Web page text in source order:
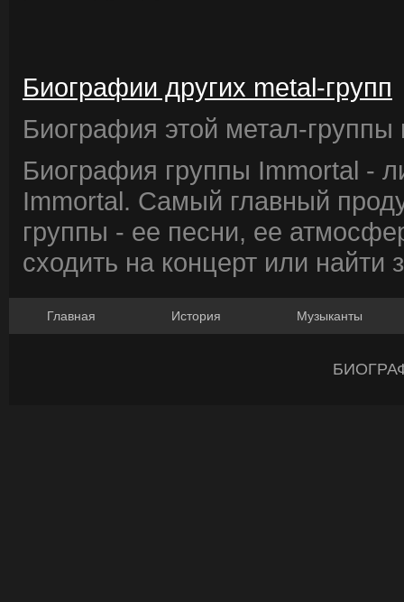
Биографии других metal-групп
Биография этой метал-группы
Биография группы Immortal -
Immortal. Самый главный
группы - ее песни, ее
сходить на концерт или найти
Главная История Музыканты